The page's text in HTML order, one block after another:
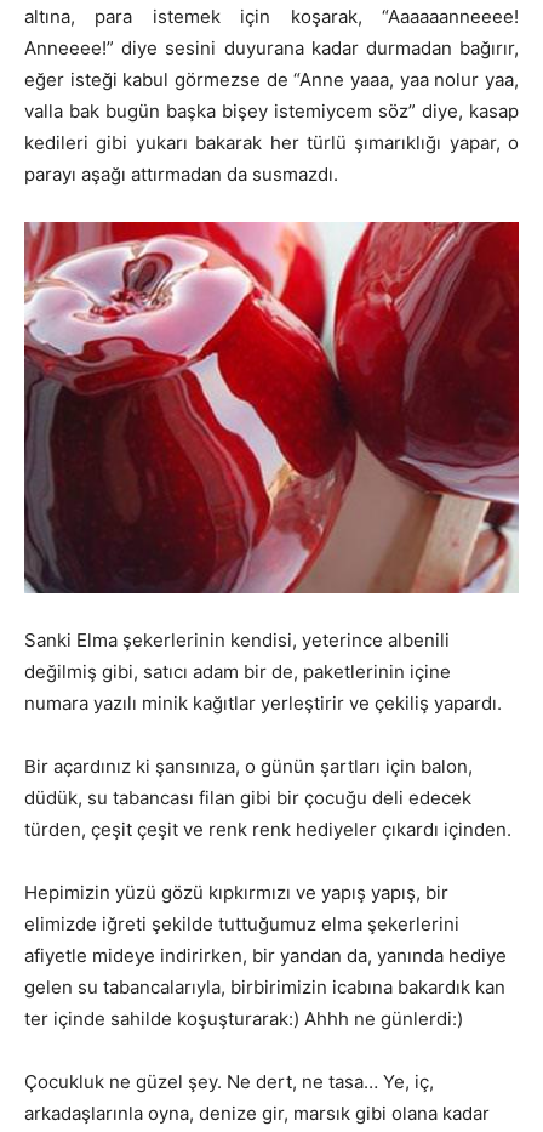
altına, para istemek için koşarak, “Aaaaaanneeee!
Anneeee!” diye sesini duyurana kadar durmadan bağırır,
eğer isteği kabul görmezse de “Anne yaaa, yaa nolur yaa,
valla bak bugün başka bişey istemiycem söz” diye, kasap
kedileri gibi yukarı bakarak her türlü şımarıklığı yapar, o
parayı aşağı attırmadan da susmazdı.
Sanki Elma şekerlerinin kendisi, yeterince albenili
değilmiş gibi, satıcı adam bir de, paketlerinin içine
numara yazılı minik kağıtlar yerleştirir ve çekiliş yapardı.
Bir açardınız ki şansınıza, o günün şartları için balon,
düdük, su tabancası filan gibi bir çocuğu deli edecek
türden, çeşit çeşit ve renk renk hediyeler çıkardı içinden.
Hepimizin yüzü gözü kıpkırmızı ve yapış yapış, bir
elimizde iğreti şekilde tuttuğumuz elma şekerlerini
afiyetle mideye indirirken, bir yandan da, yanında hediye
gelen su tabancalarıyla, birbirimizin icabına bakardık kan
ter içinde sahilde koşuşturarak:) Ahhh ne günlerdi:)
Çocukluk ne güzel şey. Ne dert, ne tasa… Ye, iç,
arkadaşlarınla oyna, denize gir, marsık gibi olana kadar